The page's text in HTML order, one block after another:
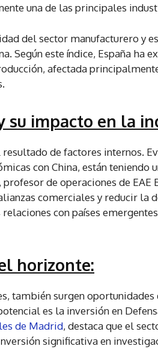
una de las principales
del sector manufacturero y
Según este índice, España ha
afectada
su impacto en la
de factores internos.
con China, están teniendo
de operaciones de EAE
comerciales y reducir la
con países
horizonte:
también surgen
es la inversión en
de Madrid, destaca que el
significativa en